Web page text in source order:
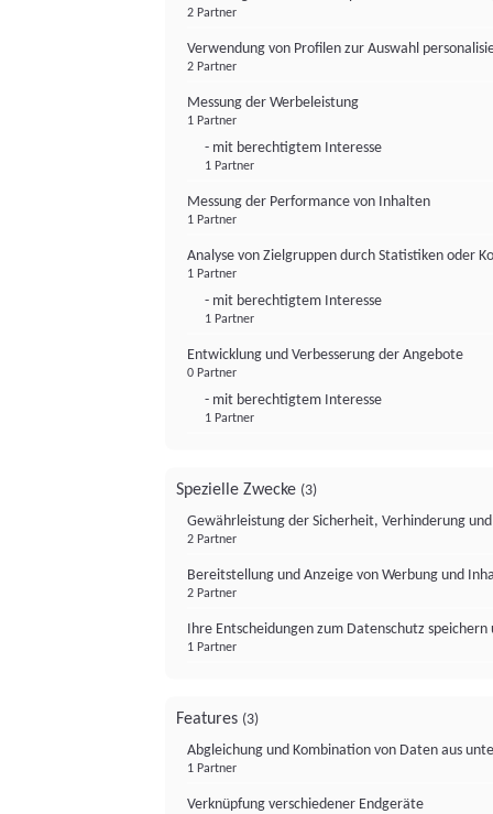
2 Partner
Verwendung von Profilen zur Auswahl
2 Partner
Messung der Werbeleistung
1 Partner
- mit berechtigtem Interesse
1 Partner
Messung der Performance von Inhalten
1 Partner
Analyse von Zielgruppen durch Statistiken oder
1 Partner
- mit berechtigtem Interesse
1 Partner
Entwicklung und Verbesserung der Angebote
0 Partner
- mit berechtigtem Interesse
1 Partner
Spezielle Zwecke (3)
Gewährleistung der Sicherheit, Verhinderung
2 Partner
Bereitstellung und Anzeige von Werbung und
2 Partner
Ihre Entscheidungen zum Datenschutz
1 Partner
Features (3)
Abgleichung und Kombination von Daten aus
1 Partner
Verknüpfung verschiedener Endgeräte